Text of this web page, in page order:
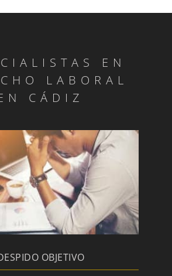
EN
LABORAL
CÁDIZ
OBJETIVO